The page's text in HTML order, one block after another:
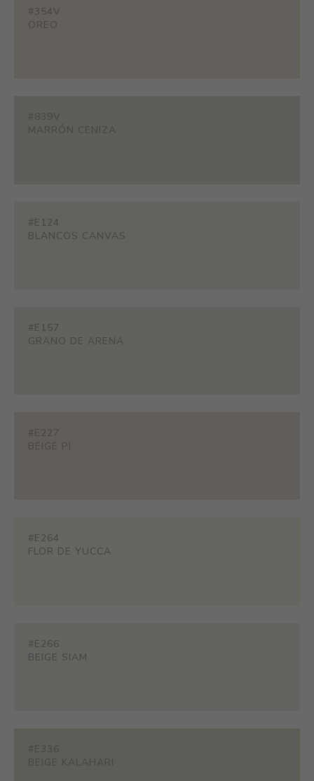
#354V
OREO
#839V
MARRÓN CENIZA
#E124
BLANCOS CANVAS
#E157
GRANO DE ARENA
#E227
BEIGE PI
#E264
FLOR DE YUCCA
#E266
BEIGE SIAM
#E336
BEIGE KALAHARI